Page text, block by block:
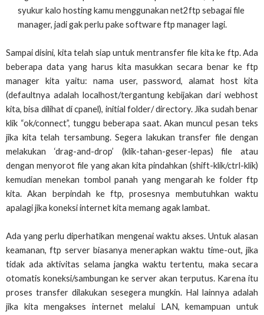
syukur kalo hosting kamu menggunakan net2ftp sebagai file
manager, jadi gak perlu pake software ftp manager lagi.
Sampai disini, kita telah siap untuk mentransfer file kita ke ftp. Ada
beberapa data yang harus kita masukkan secara benar ke ftp
manager kita yaitu: nama user, password, alamat host kita
(defaultnya adalah localhost/tergantung kebijakan dari webhost
kita, bisa dilihat di cpanel), initial folder/ directory. Jika sudah benar
klik “ok/connect”, tunggu beberapa saat. Akan muncul pesan teks
jika kita telah tersambung. Segera lakukan transfer file dengan
melakukan ‘drag-and-drop’ (klik-tahan-geser-lepas) file atau
dengan menyorot file yang akan kita pindahkan (shift-klik/ctrl-klik)
kemudian menekan tombol panah yang mengarah ke folder ftp
kita. Akan berpindah ke ftp, prosesnya membutuhkan waktu
apalagi jika koneksi internet kita memang agak lambat.
Ada yang perlu diperhatikan mengenai waktu akses. Untuk alasan
keamanan, ftp server biasanya menerapkan waktu time-out, jika
tidak ada aktivitas selama jangka waktu tertentu, maka secara
otomatis koneksi/sambungan ke server akan terputus. Karena itu
proses transfer dilakukan sesegera mungkin. Hal lainnya adalah
jika kita mengakses internet melalui LAN, kemampuan untuk